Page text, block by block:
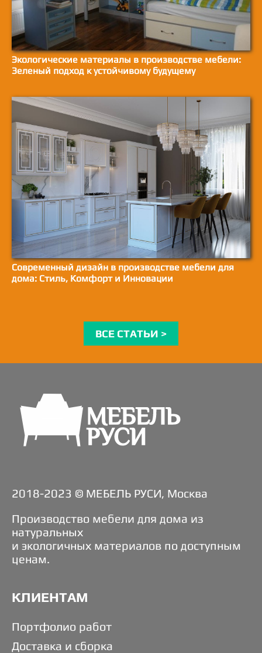
Экологические материалы в производстве мебели:
Зеленый подход к устойчивому будущему
Современный дизайн в производстве мебели для
дома: Стиль, Комфорт и Инновации
ВСЕ СТАТЬИ >
2018-2023 © МЕБЕЛЬ РУСИ, Москва
Производство мебели для дома из
натуральных
и экологичных материалов по доступным
ценам.
КЛИЕНТАМ
Портфолио работ
Доставка и сборка